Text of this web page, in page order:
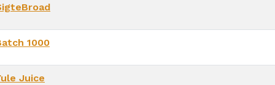
1000
Juice